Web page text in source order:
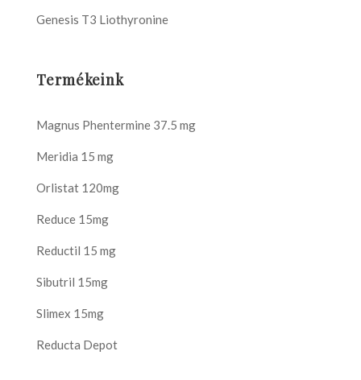
Genesis T3 Liothyronine
Termékeink
Magnus Phentermine 37.5 mg
Meridia 15 mg
Orlistat 120mg
Reduce 15mg
Reductil 15 mg
Sibutril 15mg
Slimex 15mg
Reducta Depot